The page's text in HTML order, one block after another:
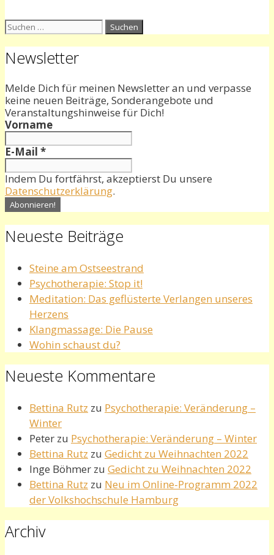
Suchen
Newsletter
Melde Dich für meinen Newsletter an und verpasse
keine neuen Beiträge, Sonderangebote und
Veranstaltungshinweise für Dich!
Vorname
E-Mail *
Indem Du fortfährst, akzeptierst Du unsere
Datenschutzerklärung.
Neueste Beiträge
Steine am Ostseestrand
Psychotherapie: Stop it!
Meditation: Das geflüsterte Verlangen unseres
Herzens
Klangmassage: Die Pause
Wohin schaust du?
Neueste Kommentare
Bettina Rutz zu Psychotherapie: Veränderung –
Winter
Peter zu Psychotherapie: Veränderung – Winter
Bettina Rutz zu Gedicht zu Weihnachten 2022
Inge Böhmer zu Gedicht zu Weihnachten 2022
Bettina Rutz zu Neu im Online-Programm 2022
der Volkshochschule Hamburg
Archiv